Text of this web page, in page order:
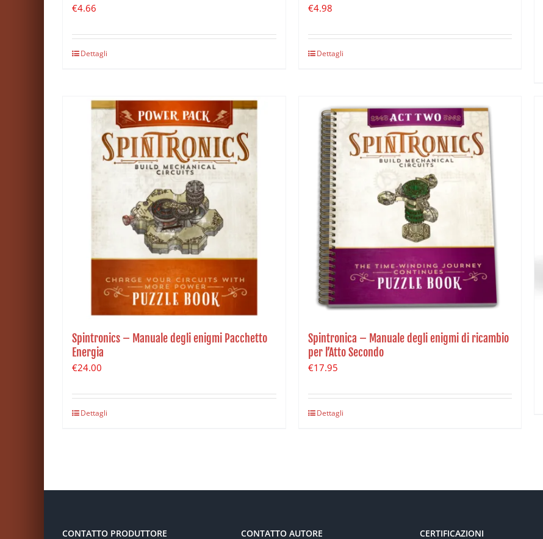
€4.66
Dettagli
€4.98
Dettagli
Spintronics – Manuale degli enigmi Pacchetto
Energia
€24.00
Dettagli
Spintronica – Manuale degli enigmi di ricambio
per l’Atto Secondo
€17.95
Dettagli
CONTATTO PRODUTTORE CONTATTO AUTORE CERTIFICAZIONI